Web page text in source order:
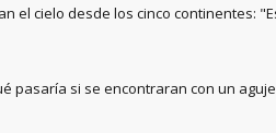
el cielo desde los cinco continentes:
pasaría si se encontraran con un